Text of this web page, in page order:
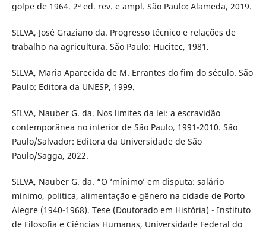
golpe de 1964. 2ª ed. rev. e ampl. São Paulo: Alameda, 2019.
SILVA, José Graziano da. Progresso técnico e relações de
trabalho na agricultura. São Paulo: Hucitec, 1981.
SILVA, Maria Aparecida de M. Errantes do fim do século. São
Paulo: Editora da UNESP, 1999.
SILVA, Nauber G. da. Nos limites da lei: a escravidão
contemporânea no interior de São Paulo, 1991-2010. São
Paulo/Salvador: Editora da Universidade de São
Paulo/Sagga, 2022.
SILVA, Nauber G. da. “O ‘mínimo’ em disputa: salário
mínimo, política, alimentação e gênero na cidade de Porto
Alegre (1940-1968). Tese (Doutorado em História) - Instituto
de Filosofia e Ciências Humanas, Universidade Federal do